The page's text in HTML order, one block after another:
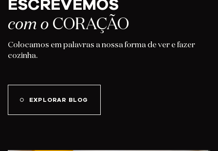
com o CORAÇÃO
Colocamos em palavras a nossa forma de ver e fazer
cozinha.
EXPLORAR BLOG